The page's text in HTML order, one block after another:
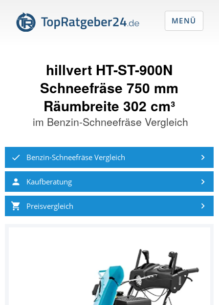
hillvert HT-ST-900N
Schneefräse 750 mm
Räumbreite 302 cm³
im Benzin-Schneefräse Vergleich
Benzin-Schneefräse Vergleich
Kaufberatung
Preisvergleich
MENÜ